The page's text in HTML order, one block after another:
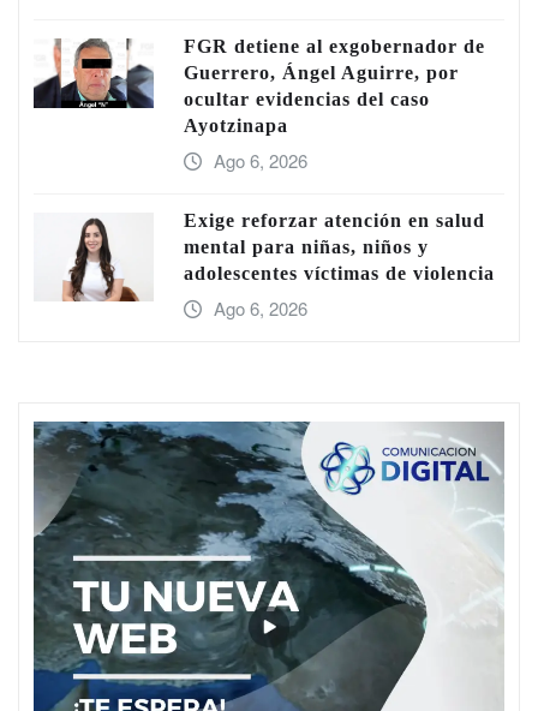
FGR detiene al exgobernador de
Guerrero, Ángel Aguirre, por
ocultar evidencias del caso
Ayotzinapa
Ago 6, 2026
Exige reforzar atención en salud
mental para niñas, niños y
adolescentes víctimas de violencia
Ago 6, 2026